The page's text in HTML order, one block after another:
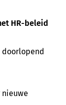
HR-beleid
doorlopend